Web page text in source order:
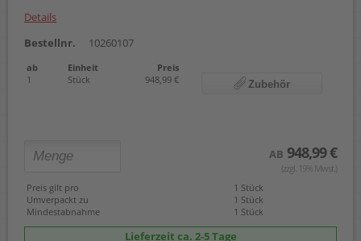
Details
Bestellnr.
10260107
ab Einheit
Preis
1
Stück 948,99 € Zubehör
AB 948,99 €
(zzgl. 19% Mwst.)
Preis gilt pro
1 Stück
Umverpackt zu
1 Stück
Mindestabnahme
1 Stück
Lieferzeit ca. 2-5 Tage